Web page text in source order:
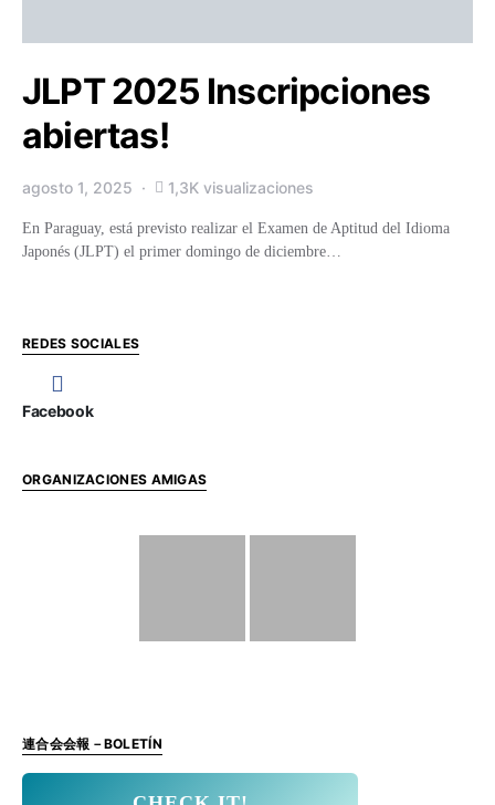
JLPT 2025 Inscripciones
abiertas!
agosto 1, 2025 1,3K visualizaciones
En Paraguay, está previsto realizar el Examen de Aptitud del Idioma
Japonés (JLPT) el primer domingo de diciembre…
REDES SOCIALES
Facebook
ORGANIZACIONES AMIGAS
連合会会報－BOLETÍN